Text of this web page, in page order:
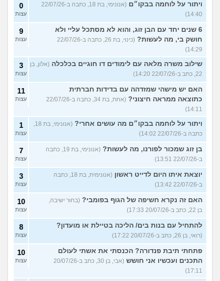
ויתור על לוחמה בבקו״ם
(אנונימי, בת 18, כתבה ב-22/07/26
14:40)
0
עצות
6 שנים יחד עם הבן זוג, והוא לא מסתכל עליי ולא
חושק בי, מה לעשות?
(כינוי, בת 26, כתבה ב-22/07/26
14:29)
9
עצות
שילוב משרה מלאה עם לימודים דו חוגיים בכלכלה (אלון, בן
22, כתב ב-22/07/26 14:20)
3
עצות
האם יש מישהי שמזדהה עם בדידות חברתית
כתוצאה ממראה חיצוני?
(אחת, בת 34, כתבה ב-22/07/26
14:11)
11
עצות
ויתור על לוחמה בבקו״ם מה עושים אחרי?
(אנונימי, בת 18,
כתבה ב-22/07/26 14:02)
1
עצות
בן זוג שמכור לפורנו, מה לעשות?
(אנונימי, בת 19, כתבה
ב-22/07/26 13:51)
7
עצות
יוצאת איתו היום לדייט ראשון
(אנונימית, בת 18, כתבה
ב-22/07/26 13:42)
3
עצות
האם זה נקרא חשיפה של הגוף בפומבי? (בחור ישיבה,
בן 22, כתב ב-20/07/26 17:33)
10
עצות
להתחיל עם בנות בים/ הליכה בטיילת או מועדון?
(רואי, בן 26, כתב ב-20/07/26 17:22)
8
עצות
פתחתי תיבת פנדורה? הכנסתי את אשתי לעולם
התכנים ועכשיו אני חושש
(אבי, בן 30, כתב ב-20/07/26
17:11)
10
עצות